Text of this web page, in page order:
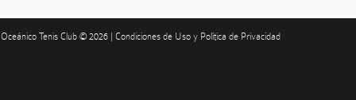
Oceánico Tenis Club © 2026 | Condiciones de Uso y Política de Privacidad